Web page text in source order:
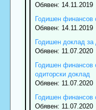
Обявен: 14.11.2019
Годишен финансов
Обявен: 14.11.2019
Годишен доклад за
Обявен: 11.07.2020
Годишен финансов
одиторски доклад
Обявен: 11.07.2020
Годишен финансов
Обявен: 11.07.2020